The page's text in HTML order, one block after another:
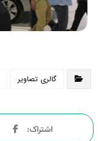
گالری تصاویر